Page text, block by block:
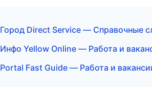
Город Direct Service — Справочные
Инфо Yellow Online — Работа и
Portal Fast Guide — Работа и